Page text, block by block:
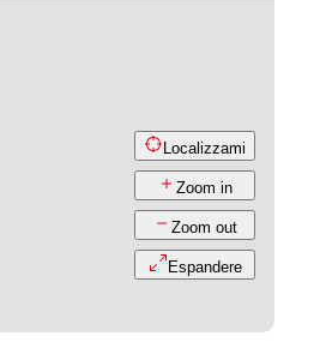
Localizzami
Zoom in
Zoom out
Espandere